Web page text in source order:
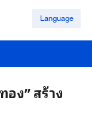
Language
ง” สร้าง